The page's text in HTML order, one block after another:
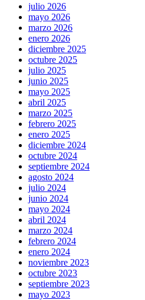
julio 2026
mayo 2026
marzo 2026
enero 2026
diciembre 2025
octubre 2025
julio 2025
junio 2025
mayo 2025
abril 2025
marzo 2025
febrero 2025
enero 2025
diciembre 2024
octubre 2024
septiembre 2024
agosto 2024
julio 2024
junio 2024
mayo 2024
abril 2024
marzo 2024
febrero 2024
enero 2024
noviembre 2023
octubre 2023
septiembre 2023
mayo 2023